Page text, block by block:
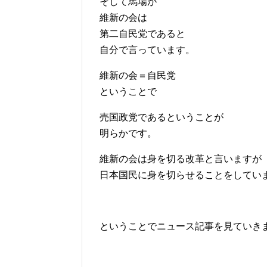
維新の会は
第二自民党であると
自分で言っています。
維新の会＝自民党
ということで
売国政党であるということが
明らかです。
維新の会は身を切る改革と言いますが
日本国民に身を切らせることをしてい
ということでニュース記事を見ていき